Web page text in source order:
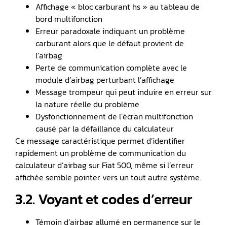
Affichage « bloc carburant hs » au tableau de
bord multifonction
Erreur paradoxale indiquant un problème
carburant alors que le défaut provient de
l’airbag
Perte de communication complète avec le
module d’airbag perturbant l’affichage
Message trompeur qui peut induire en erreur sur
la nature réelle du problème
Dysfonctionnement de l’écran multifonction
causé par la défaillance du calculateur
Ce message caractéristique permet d’identifier
rapidement un problème de communication du
calculateur d’airbag sur Fiat 500, même si l’erreur
affichée semble pointer vers un tout autre système.
3.2. Voyant et codes d’erreur
Témoin d’airbag allumé en permanence sur le